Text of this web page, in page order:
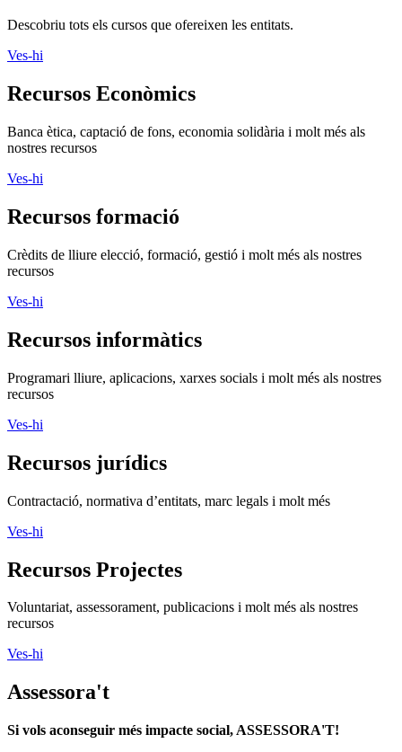
Descobriu tots els cursos que ofereixen les entitats.
Ves-hi
Recursos Econòmics
Banca ètica, captació de fons, economia solidària i molt més als
nostres recursos
Ves-hi
Recursos formació
Crèdits de lliure elecció, formació, gestió i molt més als nostres
recursos
Ves-hi
Recursos informàtics
Programari lliure, aplicacions, xarxes socials i molt més als nostres
recursos
Ves-hi
Recursos jurídics
Contractació, normativa d’entitats, marc legals i molt més
Ves-hi
Recursos Projectes
Voluntariat, assessorament, publicacions i molt més als nostres
recursos
Ves-hi
Assessora't
Si vols aconseguir més impacte social, ASSESSORA'T!